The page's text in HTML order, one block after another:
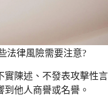
法律風險需要注意?
實陳述、不發表攻擊性言
他人商譽或名譽。